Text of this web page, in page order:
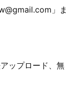
」ま
ップロード、無